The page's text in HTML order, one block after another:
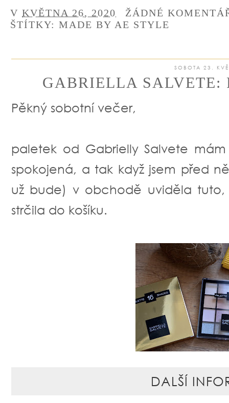
V KVĚTNA 26, 2020
ŽÁDNÉ
ŠTÍTKY: MADE BY AE STYLE
SOBOTA 23.
GABRIELLA SALVETE:
Pěkný sobotní večer,
paletek od Gabrielly Salvete
spokojená, a tak když jsem před
už bude) v obchodě uviděla
strčila do košíku.
DALŠÍ